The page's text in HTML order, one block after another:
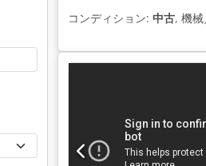
コンディション: 中古, 機